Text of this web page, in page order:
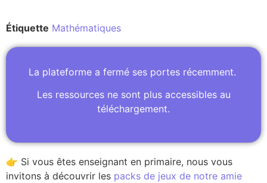
Étiquette Mathématiques
La plateforme a fermé ses portes récemment.
Les ressources ne sont plus accessibles au
téléchargement.
👉 Si vous êtes enseignant en primaire, nous vous
invitons à découvrir les packs de jeux de notre amie